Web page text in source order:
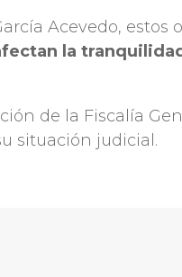
Acevedo, estos
la
de la Fiscalía
situación judicial.